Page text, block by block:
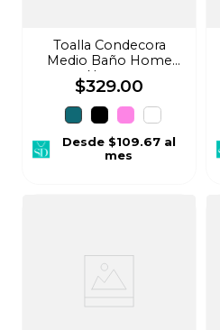
Toalla Condecora
Medio Baño Home
Nature
$329.00
Desde$109.67 al
mes